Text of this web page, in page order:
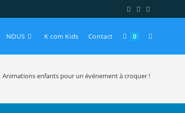
NOUS K com Kids Contact 0
Animations enfants pour un événement à croquer !